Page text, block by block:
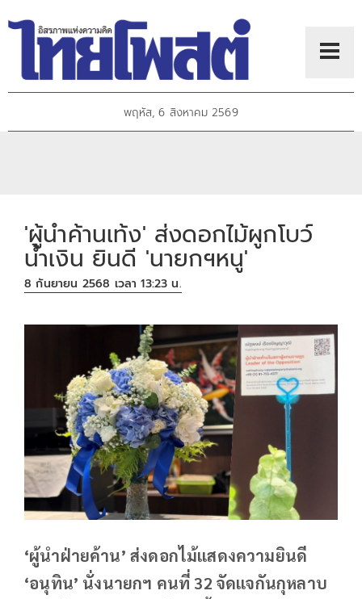
พฤหัส, 6 สิงหาคม 2569
'ผู้นำค้านเท้ง' ส่งดอกไม้ผูกโบว์
น้ำเงิน ยินดี 'นายกฯหนู'
8 กันยายน 2568 เวลา 13:23 น.
‘ผู้นำฝ่ายค้าน’ ส่งดอกไม้แสดงความยินดี
‘อนุทิน’ นั่งนายกฯ คนที่ 32 จัดแจกันกุหลาบ